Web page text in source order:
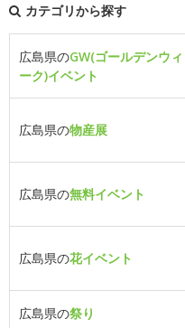
カテゴリから探す
広島県のGW(ゴールデンウィ
ーク)イベント
広島県の物産展
広島県の無料イベント
広島県の花イベント
広島県の祭り